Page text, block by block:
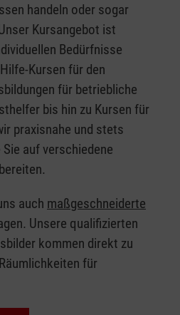
handeln oder sogar
Kursangebot ist
Bedürfnisse
Kursen für den
für betriebliche
bis hin zu Kursen für
praxisnahe und stets
auf verschiedene
auch maßgeschneiderte
Unsere qualifizierten
kommen direkt zu
für